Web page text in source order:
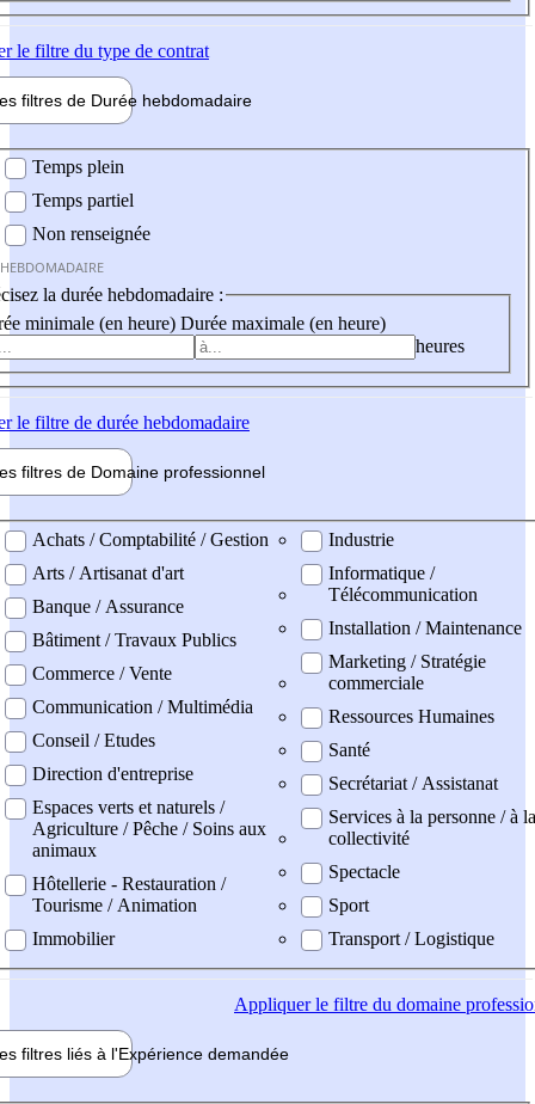
le filtre du type de contrat
filtres de Durée hebdomadaire
Temps plein
Temps partiel
Non renseignée
la durée hebdomadaire :
minimale (en heure) Durée maximale (en heure)
heures
le filtre de durée hebdomadaire
filtres de Domaine professionnel
professionel
Achats / Comptabilité / Gestion
Arts / Artisanat d'art
Banque / Assurance
Bâtiment / Travaux Publics
Commerce / Vente
Communication / Multimédia
Conseil / Etudes
Direction d'entreprise
Espaces verts et naturels /
Agriculture / Pêche / Soins aux
animaux
Hôtellerie - Restauration /
Tourisme / Animation
Immobilier
Industrie
Informatique /
Télécommunication
Installation / Maintenance
Marketing / Stratégie
commerciale
Ressources Humaines
Santé
Secrétariat / Assistanat
Services à la personne / à la
collectivité
Spectacle
Sport
Transport / Logistique
Appliquerle filtre du domaine
filtres liés à l'Expérience demandée